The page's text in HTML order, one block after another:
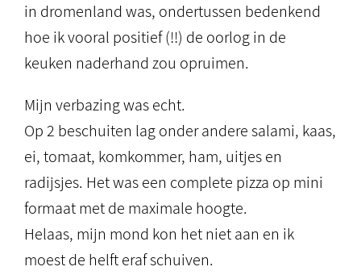
in dromenland was, ondertussen bedenkend
hoe ik vooral positief (!!) de oorlog in de
keuken naderhand zou opruimen.
Mijn verbazing was echt.
Op 2 beschuiten lag onder andere salami, kaas,
ei, tomaat, komkommer, ham, uitjes en
radijsjes. Het was een complete pizza op mini
formaat met de maximale hoogte.
Helaas, mijn mond kon het niet aan en ik
moest de helft eraf schuiven.